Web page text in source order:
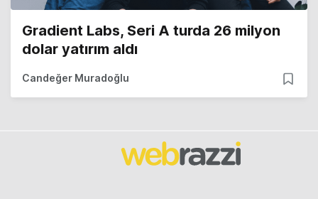
Gradient Labs, Seri A turda 26 milyon
dolar yatırım aldı
Candeğer Muradoğlu